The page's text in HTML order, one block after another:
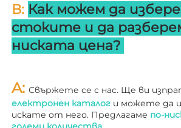
В: Как можем да
стоките и да
ниската цена?
A:
електронен каталог и можете да
искате от него. Предлагаме по-